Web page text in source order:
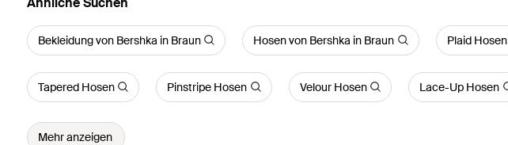
Bekleidung von Bershka in Braun Hosen von Bershka in Braun Plaid Hosen
Tapered Hosen Pinstripe Hosen Velour Hosen Lace-Up Hosen
Mehr anzeigen